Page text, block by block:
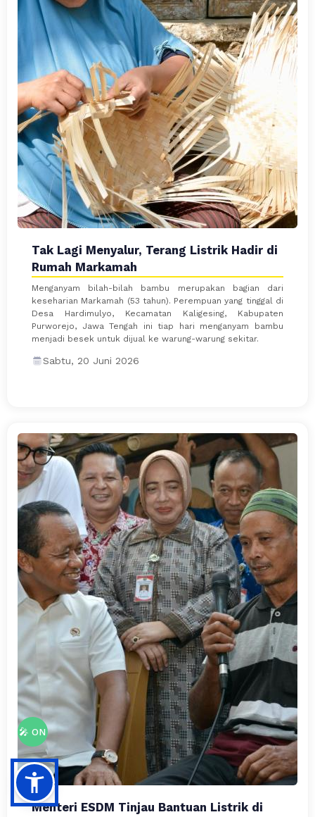
Tak Lagi Menyalur, Terang Listrik Hadir di
Rumah Markamah
Menganyam bilah-bilah bambu merupakan bagian dari
keseharian Markamah (53 tahun). Perempuan yang tinggal di
Desa Hardimulyo, Kecamatan Kaligesing, Kabupaten
Purworejo, Jawa Tengah ini tiap hari menganyam bambu
menjadi besek untuk dijual ke warung-warung sekitar.
Sabtu, 20 Juni 2026
Menteri ESDM Tinjau Bantuan Listrik di
🎤 ON